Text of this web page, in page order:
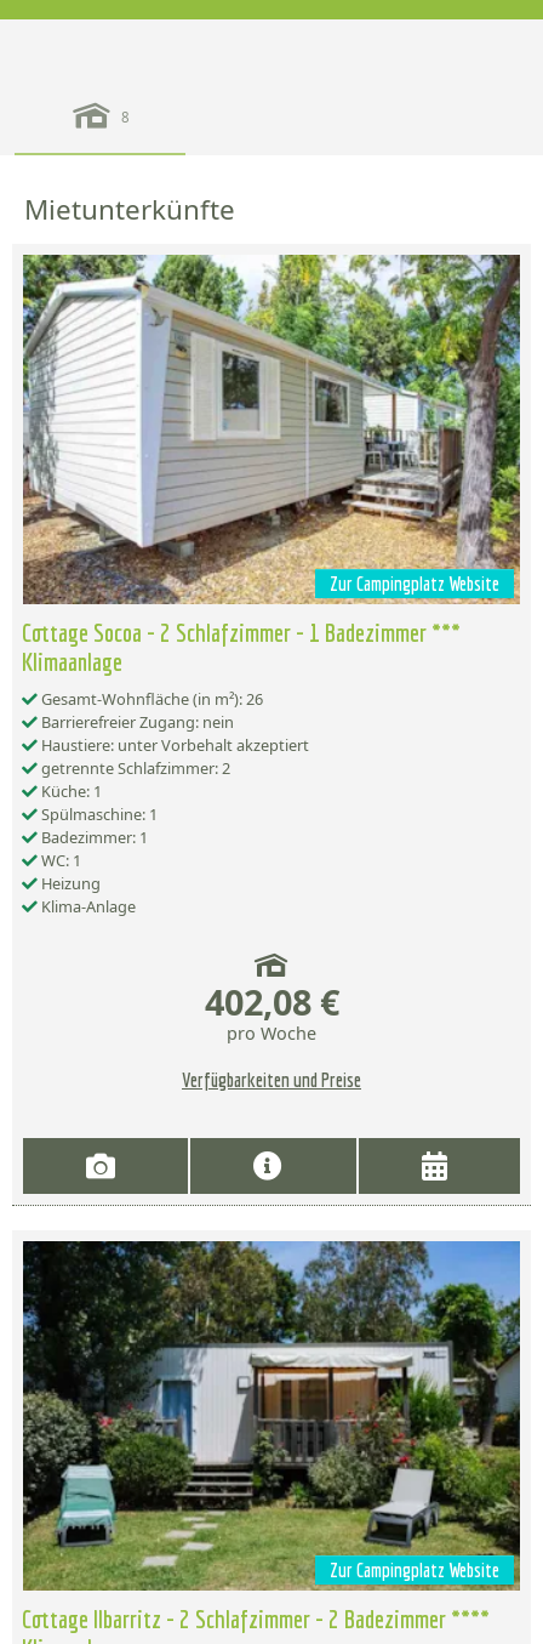
8
Mietunterkünfte
Zur Campingplatz Website
Cottage Socoa - 2 Schlafzimmer - 1 Badezimmer ***
Klimaanlage
Gesamt-Wohnfläche (in m²): 26
Barrierefreier Zugang: nein
Haustiere: unter Vorbehalt akzeptiert
getrennte Schlafzimmer: 2
Küche: 1
Spülmaschine: 1
Badezimmer: 1
WC: 1
Heizung
Klima-Anlage
402,08 €
pro Woche
Verfügbarkeiten und Preise
Zur Campingplatz Website
Cottage Ilbarritz - 2 Schlafzimmer - 2 Badezimmer ****